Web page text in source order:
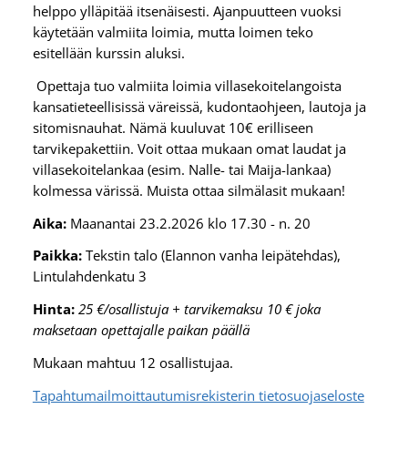
helppo ylläpitää itsenäisesti. Ajanpuutteen vuoksi
käytetään valmiita loimia, mutta loimen teko
esitellään kurssin aluksi.
Opettaja tuo valmiita loimia villasekoitelangoista
kansatieteellisissä väreissä, kudontaohjeen, lautoja ja
sitomisnauhat. Nämä kuuluvat 10€ erilliseen
tarvikepakettiin. Voit ottaa mukaan omat laudat ja
villasekoitelankaa (esim. Nalle- tai Maija-lankaa)
kolmessa värissä. Muista ottaa silmälasit mukaan!
Aika: Maanantai 23.2.2026 klo 17.30 - n. 20
Paikka: Tekstin talo (Elannon vanha leipätehdas),
Lintulahdenkatu 3
Hinta: 25 €/osallistuja + tarvikemaksu 10 € joka
maksetaan opettajalle paikan päällä
Mukaan mahtuu 12 osallistujaa.
Tapahtumailmoittautumisrekisterin tietosuojaseloste